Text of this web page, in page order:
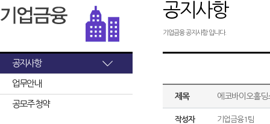
공지사항
업무안내
공모주 청약
공지사항
기업금융 공지사항 입니다.
제목 에코바이오홀
작성자 기업금융1팀